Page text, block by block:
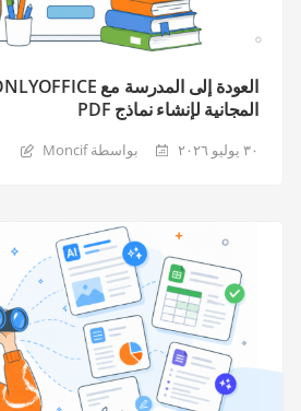
المجانية لإنشاء نماذج PDF
٣٠ يوليو ٢٠٢٦ بواسطة Moncif